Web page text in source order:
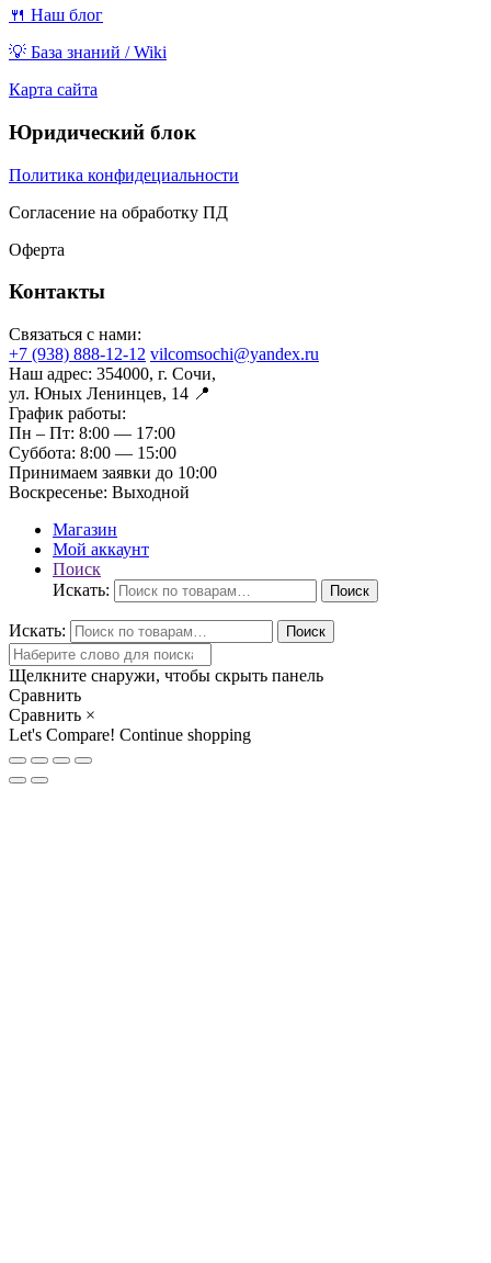
🍴 Наш блог
💡 База знаний / Wiki
Карта сайта
Юридический блок
Политика конфидециальности
Согласение на обработку ПД
Оферта
Контакты
Связаться с нами:
+7 (938) 888-12-12 vilcomsochi@yandex.ru
Наш адрес: 354000, г. Сочи,
ул. Юных Ленинцев, 14 📍
График работы:
Пн – Пт: 8:00 — 17:00
Суббота: 8:00 — 15:00
Принимаем заявки до 10:00
Воскресенье: Выходной
Магазин
Мой аккаунт
Поиск
Искать:
Поиск
Искать: Поиск
Щелкните снаружи, чтобы скрыть панель
Сравнить
Сравнить ×
Let's Compare! Continue shopping